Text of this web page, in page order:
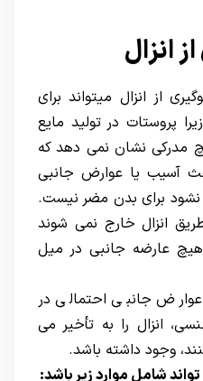
انزال
از انزال میتواند برای
پروستات در تولید مایع
مدرکی نشان نمی دهد که
آسیب یا عوارض جانبی
نشود برای بدن مضر نیست.
انزال خارج نمی شوند
عارضه جانبی در میل
جانبی احتمالی در
انزال را به تأخیر می
وجود داشته باشد.
شامل موارد زیر باشد: